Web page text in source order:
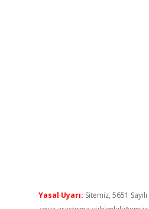
Yasal Uyarı: Sitemiz, 5651